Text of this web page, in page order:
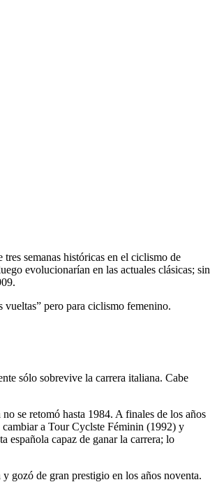
tres semanas históricas en el ciclismo de
evolucionarían en las actuales clásicas; sin
vueltas” pero para ciclismo femenino.
sólo sobrevive la carrera italiana. Cabe
se retomó hasta 1984. A finales de los años
a Tour Cyclste Féminin (1992) y
española capaz de ganar la carrera; lo
gozó de gran prestigio en los años noventa.